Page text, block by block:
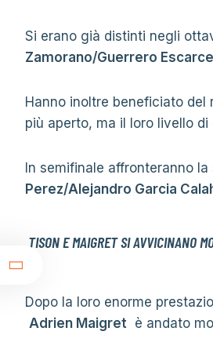
Si erano già distinti negli
Zamorano/Guerrero
Hanno inoltre beneficiato del
più aperto, ma il loro livello
In semifinale affronteranno
Perez/Alejandro Garcia
TISON E MAIGRET SI AVVICINANO
Dopo la loro enorme
Adrien Maigret è andato